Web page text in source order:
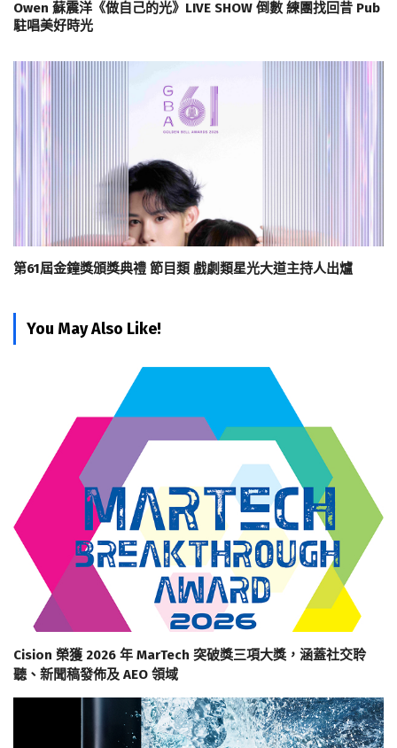
Owen 蘇震洋《做自己的光》LIVE SHOW 倒數 練團找回昔 Pub
駐唱美好時光
第61屆金鐘獎頒獎典禮 節目類 戲劇類星光大道主持人出爐
You May Also Like!
Cision 榮獲 2026 年 MarTech 突破獎三項大獎，涵蓋社交聆
聽、新聞稿發佈及 AEO 領域